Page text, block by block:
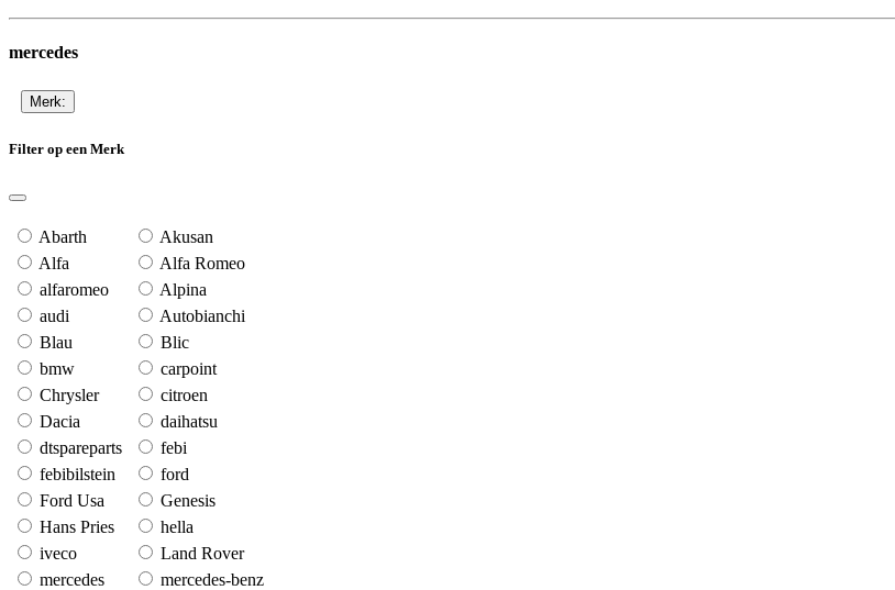
mercedes
Merk:
Filter op een Merk
Abarth
Akusan
Alfa
Alfa Romeo
alfaromeo
Alpina
audi
Autobianchi
Blau
Blic
bmw
carpoint
Chrysler
citroen
Dacia
daihatsu
dtspareparts
febi
febibilstein
ford
Ford Usa
Genesis
Hans Pries
hella
iveco
Land Rover
mercedes
mercedes-benz